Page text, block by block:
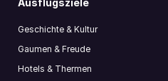
ARCHITEKTURZENTRUM WIEN
Museumsplatz 1
01 522 31 15